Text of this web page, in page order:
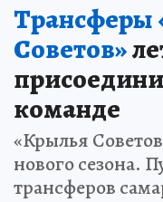
Трансферы
Советов»
команде
«Крылья
нового сезона.
трансферов